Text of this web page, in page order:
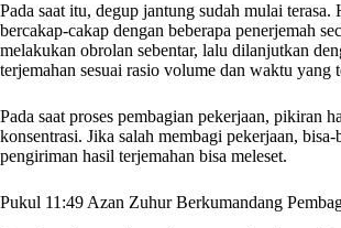
Pada saat itu, degup jantung sudah mulai terasa.
bercakap-cakap dengan beberapa penerjemah
melakukan obrolan sebentar, lalu dilanjutkan
terjemahan sesuai rasio volume dan waktu yang
Pada saat proses pembagian pekerjaan, pikiran
konsentrasi. Jika salah membagi pekerjaan,
pengiriman hasil terjemahan bisa meleset.
Pukul 11:49 Azan Zuhur Berkumandang